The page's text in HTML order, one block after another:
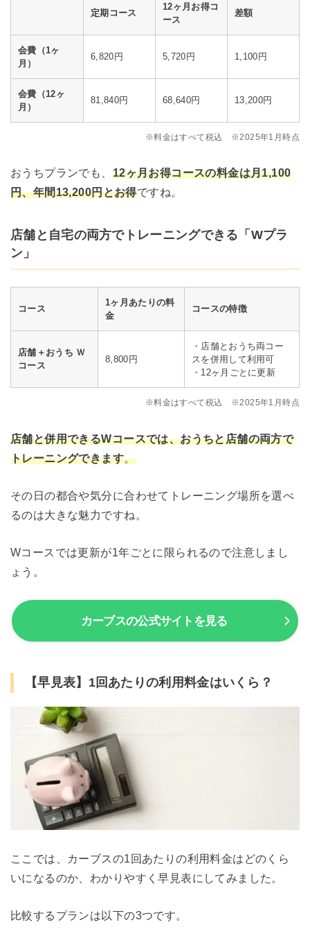
定期コース
12ヶ月お得コ
ース
差額
会費（1ヶ
月）
6,820円 5,720円 1,100円
会費（12ヶ
月）
81,840円 68,640円 13,200円
※料金はすべて税込 ※2025年1月時点
おうちプランでも、 12ヶ月お得コースの料金は月1,100
円、年間13,200円とお得ですね。
店舗と自宅の両方でトレーニングできる「Wプラ
ン」
コース
1ヶ月あたりの料
金
コースの特徴
店舗＋おうち Ｗ
コース
8,800円
・店舗とおうち両コー
スを併用して利用可
・12ヶ月ごとに更新
※料金はすべて税込 ※2025年1月時点
店舗と併用できるWコースでは、おうちと店舗の両方で
トレーニングできます。
その日の都合や気分に合わせてトレーニング場所を選べ
るのは大きな魅力ですね。
Wコースでは更新が1年ごとに限られるので注意しまし
ょう。
カーブスの公式サイトを見る
【早見表】1回あたりの利用料金はいくら？
ここでは、カーブスの1回あたりの利用料金はどのくら
いになるのか、わかりやすく早見表にしてみました。
比較するプランは以下の3つです。